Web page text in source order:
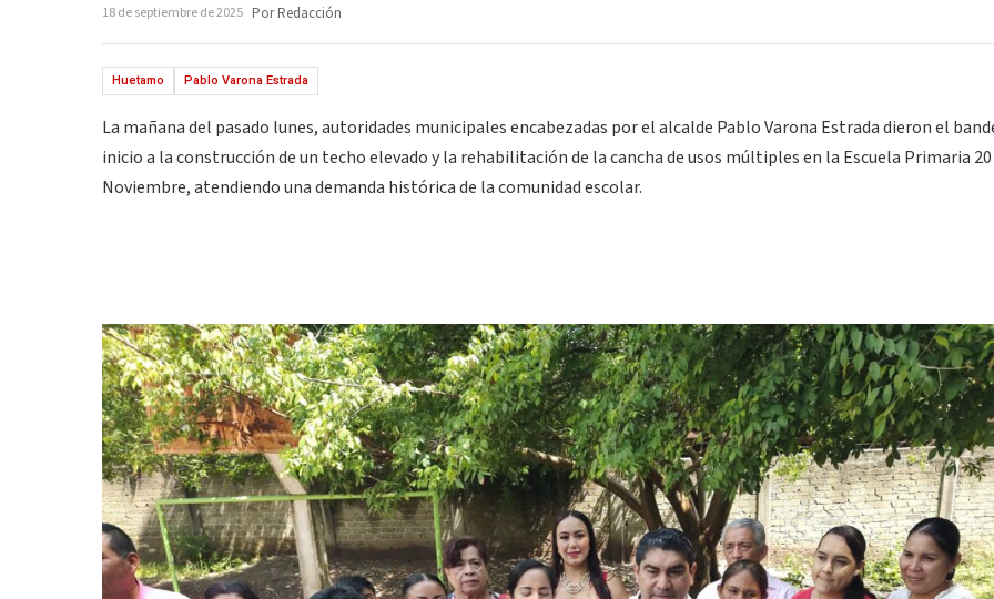
18 de septiembre de 2025 Por Redacción
Huetamo Pablo Varona Estrada
La mañana del pasado lunes, autoridades municipales encabezadas por el alcalde Pablo Varona Estrada dieron el
inicio a la construcción de un techo elevado y la rehabilitación de la cancha de usos múltiples en la Escuela Primaria 20
Noviembre, atendiendo una demanda histórica de la comunidad escolar.